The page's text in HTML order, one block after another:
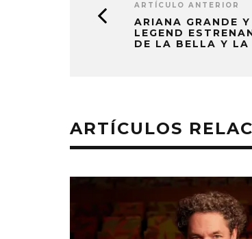
ARTÍCULO ANTERIOR
ARIANA GRANDE
LEGEND
DE LA BELLA Y LA
ARTÍCULOS